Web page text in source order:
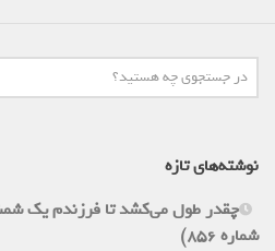
نوشته‌های تازه
چقدر طول می‌کشد تا فرزندم یک
شماره 856)